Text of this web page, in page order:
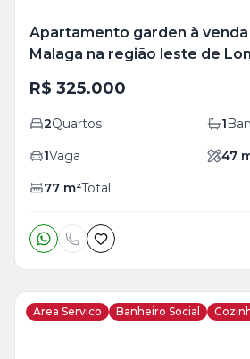
Apartamento garden à venda
Malaga na região leste de
R$ 325.000
2Quartos 1
1Vaga 47
77 m²Total
Area Servico Banheiro Social